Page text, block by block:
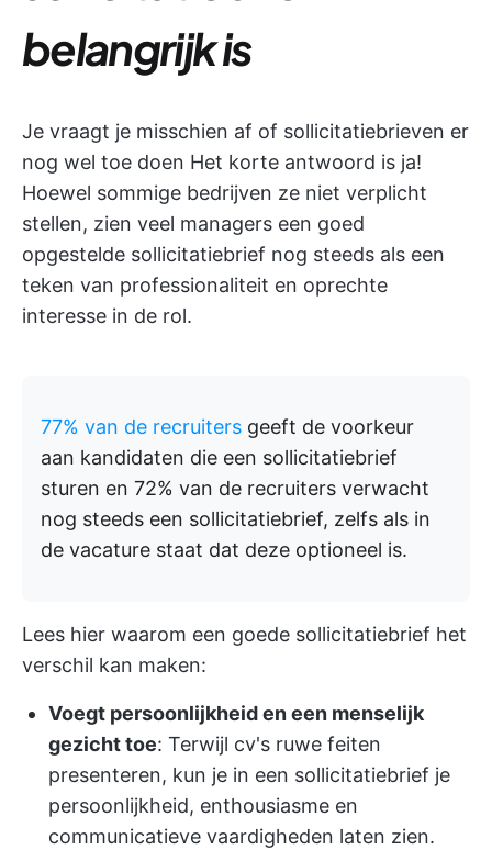
belangrijk is
Je vraagt je misschien af of sollicitatiebrieven er
nog wel toe doen Het korte antwoord is ja!
Hoewel sommige bedrijven ze niet verplicht
stellen, zien veel managers een goed
opgestelde sollicitatiebrief nog steeds als een
teken van professionaliteit en oprechte
interesse in de rol.
77% van de recruiters geeft de voorkeur
aan kandidaten die een sollicitatiebrief
sturen en 72% van de recruiters verwacht
nog steeds een sollicitatiebrief, zelfs als in
de vacature staat dat deze optioneel is.
Lees hier waarom een goede sollicitatiebrief het
verschil kan maken:
Voegt persoonlijkheid en een menselijk
gezicht toe: Terwijl cv's ruwe feiten
presenteren, kun je in een sollicitatiebrief je
persoonlijkheid, enthousiasme en
communicatieve vaardigheden laten zien.